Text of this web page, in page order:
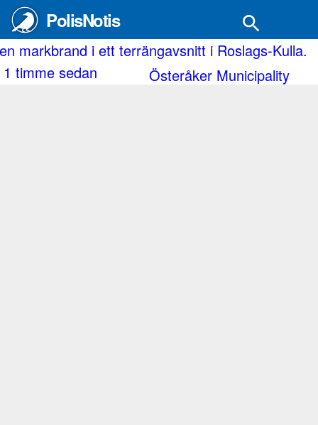
PolisNotis
i ett terrängavsnitt i Roslags-Kulla.
sedan
Österåker Municipality
Husbil
2